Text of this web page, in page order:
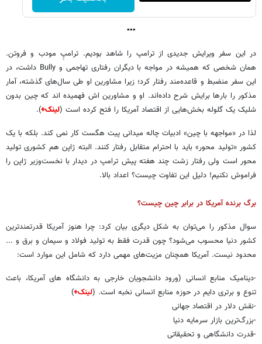
▪️▪️▪️
در این سفر ویرایش جدیدی از ترامپ را شاهد بودیم. ترامپِ مودب و فروتن.
همان شخصی که همیشه در مواجه با دیگران رفتاری تهاجمی و Bully داشت، در
این سفر منضبط و قاعده‌مند رفتار کرد؛ زیرا مشاورین او طی سال‌های گذشته، آمار
مذکور را بارها برایش شرح داده‌اند. او و مشاورین اش فهمیده اند که چین بدون
شلیک یک گلوله بخش‌هایی از اقتصاد آمریکا را فتح کرده است (لینک+).
لذا در «مواجهه با چین» ادبیات چاله میدانی پیت هگست کار نمی کند. بلکه با یک
کشور «تولید محور» باید با احترام متقابل رفتار کنند. البته ژاپن هم کشوری تولید
محور است ولی رفتار زشت چند هفته پیش ترامپ در دیدار با نخست‌وزیر ژاپن را
فراموش نکنیم! دلیل این تفاوت چیست؟ اعداد بالا.
برگ برنده آمریکا در برابر چین چیست؟
سوال مذکور را می‌توان به شکل دیگری بیان کرد: چرا هنوز آمریکا قدرتمندترین
کشور دنیا محسوب می‌شود؟ چون قدرت فقط به تولید فولاد و سیمان و برق و ...
محدود نیست. آمریکا همچنان مزیت‌های مهمی دارد که شامل این موارد است:
-دینامیک منابع انسانی (ورود دانشجویان خارجی به دانشگاه های آمریکا، باعث
تنوع و برتری دایم در حوزه منابع انسانی نخبه است. (لینک+)
-نقش دلار در اقتصاد جهانی
-بزرگ‌ترین بازار سرمایه دنیا
-قدرت دانشگاهی و تحقیقاتی